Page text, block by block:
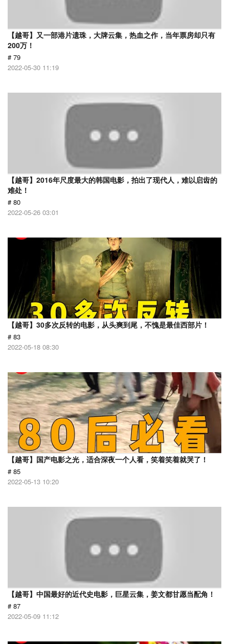
【越哥】又一部港片遗珠，大牌云集，热血之作，当年票房却只有
200万！
# 79
2022-05-30 11:19
【越哥】2016年尺度最大的韩国电影，拍出了现代人，难以启齿的
难处！
# 80
2022-05-26 03:01
【越哥】30多次反转的电影，从头爽到尾，不愧是最佳西部片！
# 83
2022-05-18 08:30
【越哥】国产电影之光，适合深夜一个人看，笑着笑着就哭了！
# 85
2022-05-13 10:20
【越哥】中国最好的近代史电影，巨星云集，姜文都甘愿当配角！
# 87
2022-05-09 11:12